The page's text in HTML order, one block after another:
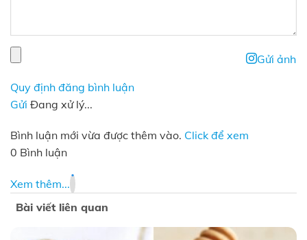
Gửi ảnh
Quy định đăng bình luận
Gửi Đang xử lý...
Bình luận mới vừa được thêm vào. Click để xem
0 Bình luận
Xem thêm...
Bài viết liên quan